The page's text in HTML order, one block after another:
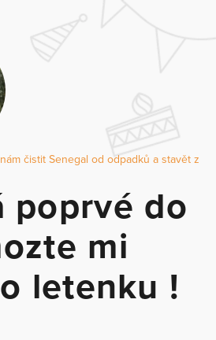
čistit Senegal od odpadků a stavět z
poprvé do
mi
letenku !